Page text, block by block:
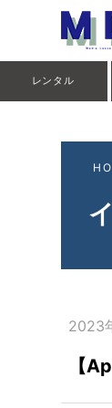
レンタル
2023
【